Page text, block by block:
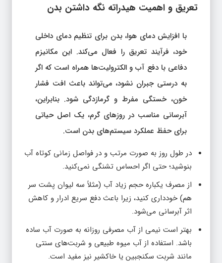
تعریق و اهمیت هیدراته نگه داشتن بدن
با افزایش دمای هوا، بدن برای تنظیم دمای داخلی
خود، فرآیند تعریق را فعال می‌کند. این مکانیزم
دفاعی با دفع آب و الکترولیت‌ها همراه است که اگر
به درستی جبران نشود، می‌تواند باعث افت فشار
خون، خستگی مفرط و گرمازدگی شود. بنابراین،
آبرسانی مناسب در روزهای گرم، یک اصل حیاتی
برای حفظ عملکرد سیستم‌های بدن است.
در طول روز به صورت مرتب و در فواصل زمانی کوتاه آب
بنوشید؛ حتی اگر احساس تشنگی نمی‌کنید.
از مصرف یکباره حجم زیاد آب (مثلاً سه لیوان پشت سر
هم) خودداری کنید، زیرا باعث دفع سریع ادرار و کاهش
اثر آبرسانی می‌شود.
بهتر است نیمی از آب مصرفی روزانه به صورت آب ساده
باشد. استفاده از آب میوه طبیعی و شربت‌های سنتی
مانند شربت سکنجبین یا خاکشیر نیز مفید است.